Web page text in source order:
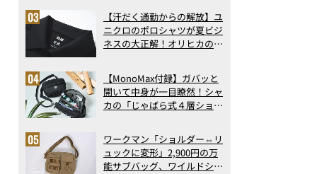
ト3】（2026年6月版）
【汗だく通勤からの解放】ユ
ニクロのポロシャツが夏ビジ
ネスの大正解！オリヒカの透
アの実力
【MonoMax付録】ガバッと
開いて中身が一目瞭然！シャ
カの「じゃばら式４層ショル
った！
ワークマン「ショルダー⇔リ
ュックに変形」2,900円の万
能サブバッグ、ワイルドシン